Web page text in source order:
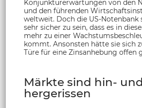
Konjunkturerwartungen von den
und den führenden
weltweit. Doch die US-Notenbank
sehr sicher zu sein, dass es in
mehr zu einer
kommt. Ansonsten hätte sie sich
Türe für eine Zinsanhebung offen
Märkte sind hin- und
hergerissen